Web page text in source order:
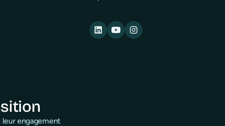
engagement